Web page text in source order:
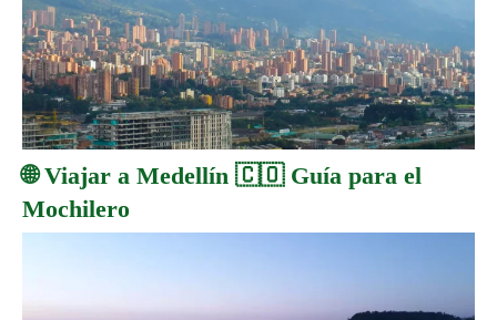
🌐 Viajar a Medellín 🇨🇴 Guía para el
Mochilero